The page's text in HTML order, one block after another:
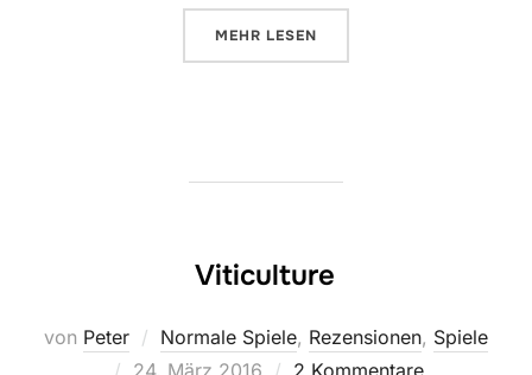
MEHR ÜBER „ANIMALS ON BOARD“
LESEN
Viticulture
von Peter Normale Spiele, Rezensionen, Spiele
Veröffentlicht
24. März 2016 2 Kommentare